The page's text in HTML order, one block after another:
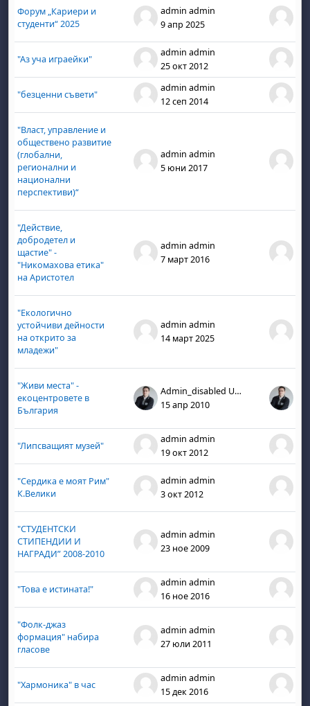
Форум „Кариери и
студенти“ 2025
admin admin
9 апр 2025
"Аз уча играейки"
admin admin
25 окт 2012
"безценни съвети"
admin admin
12 сеп 2014
"Власт, управление и
обществено развитие
(глобални,
регионални и
национални
перспективи)“
admin admin
5 юни 2017
"Действие,
добродетел и
щастие" -
"Никомахова етика"
на Аристотел
admin admin
7 март 2016
"Екологично
устойчиви дейности
на открито за
младежи"
admin admin
14 март 2025
"Живи места" -
екоцентровете в
България
Admin_disabled User
15 апр 2010
"Липсващият музей"
admin admin
19 окт 2012
"Сердика е моят Рим"
К.Велики
admin admin
3 окт 2012
"СТУДЕНТСКИ
СТИПЕНДИИ И
НАГРАДИ” 2008-2010
admin admin
23 ное 2009
"Това е истината!"
admin admin
16 ное 2016
"Фолк-джаз
формация" набира
гласове
admin admin
27 юли 2011
"Хармоника" в час
admin admin
15 дек 2016